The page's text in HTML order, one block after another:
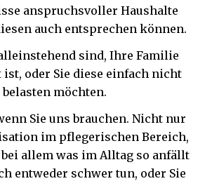
anspruchsvoller Haushalte
auch entsprechen können.
sind, Ihre Familie
oder Sie diese einfach nicht
belasten möchten.
Sie uns brauchen. Nicht nur
im pflegerischen Bereich,
allem was im Alltag so anfällt
entweder schwer tun, oder Sie